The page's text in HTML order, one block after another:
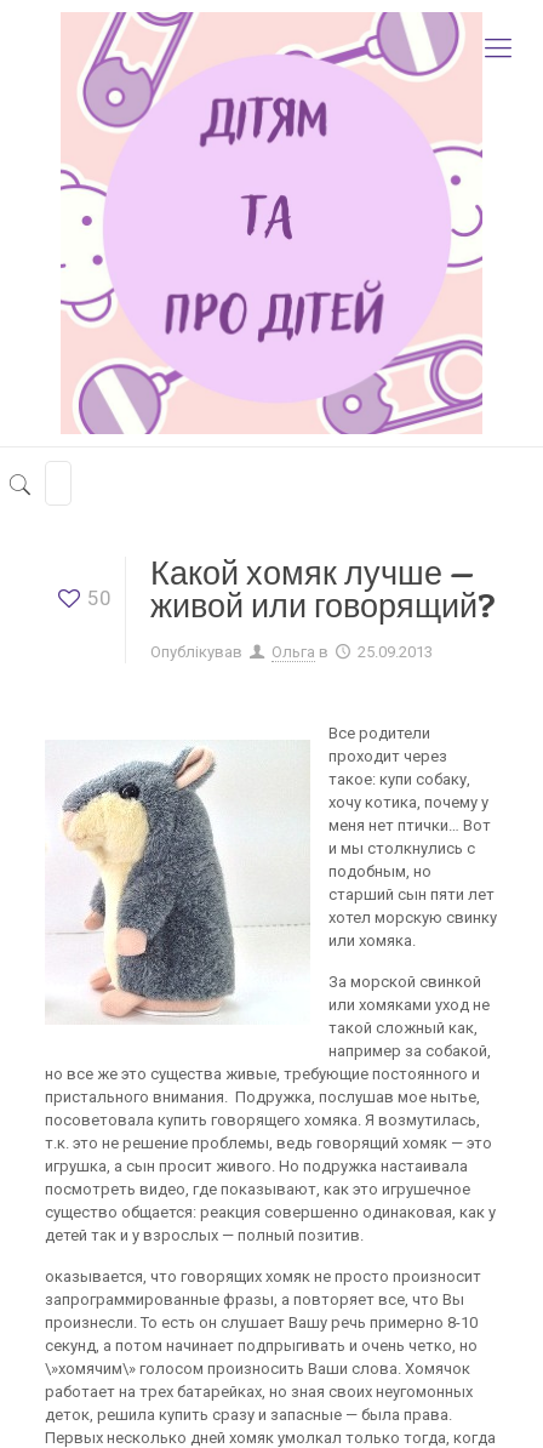
50
Какой хомяк лучше —
живой или говорящий?
Опублікував Ольга в 25.09.2013
Все родители
проходит через
такое: купи собаку,
хочу котика, почему у
меня нет птички… Вот
и мы столкнулись с
подобным, но
старший сын пяти лет
хотел морскую свинку
или хомяка.
За морской свинкой
или хомяками уход не
такой сложный как,
например за собакой,
но все же это существа живые, требующие постоянного и
пристального внимания. Подружка, послушав мое нытье,
посоветовала купить говорящего хомяка. Я возмутилась,
т.к. это не решение проблемы, ведь говорящий хомяк — это
игрушка, а сын просит живого. Но подружка настаивала
посмотреть видео, где показывают, как это игрушечное
существо общается: реакция совершенно одинаковая, как у
детей так и у взрослых — полный позитив.
оказывается, что говорящих хомяк не просто произносит
запрограммированные фразы, а повторяет все, что Вы
произнесли. То есть он слушает Вашу речь примерно 8-10
секунд, а потом начинает подпрыгивать и очень четко, но
\»хомячим\» голосом произносить Ваши слова. Хомячок
работает на трех батарейках, но зная своих неугомонных
деток, решила купить сразу и запасные — была права.
Первых несколько дней хомяк умолкал только тогда, когда